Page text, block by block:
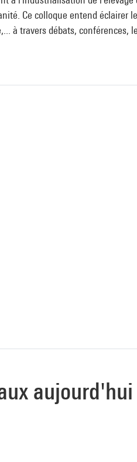
Ce colloque entend éclairer
à travers débats, conférences,
aujourd'hui